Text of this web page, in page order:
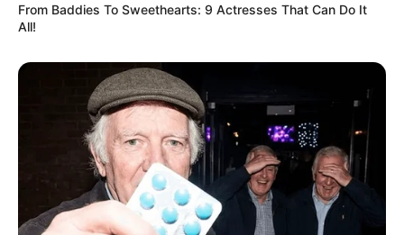
This Movie Is The Main Reason Ukraine Has Not Lost
To Russia
From Baddies To Sweethearts: 9 Actresses That Can Do It
All!